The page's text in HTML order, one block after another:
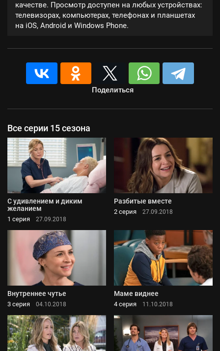
качестве. Просмотр доступен на любых устройствах:
телевизорах, компьютерах, телефонах и планшетах
на iOS, Android и Windows Phone.
Поделиться
Все серии 15 сезона
С удивлением и диким
желанием
1 серия 27.09.2018
Разбитые вместе
2 серия 27.09.2018
Внутреннее чутье
3 серия 04.10.2018
Маме виднее
4 серия 11.10.2018